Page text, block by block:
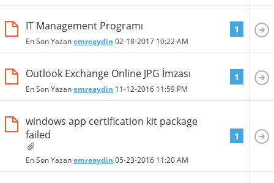
IT Management Programı
En Son Yazanemreaydin 02-18-2017 10:22 AM
1
Outlook Exchange Online JPG İmzası
En Son Yazanemreaydin 11-12-2016 11:59 PM
1
windows app certification kit package
failed
En Son Yazanemreaydin 05-23-2016 11:20 AM
1